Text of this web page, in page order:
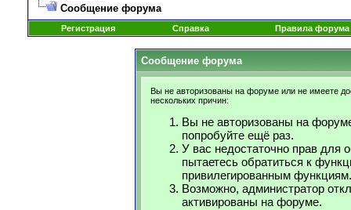
Сообщение форума
Регистрация Справка Правила форума
Сообщение форума
Вы не авторизованы на форуме или не имеете
нескольких причин:
Вы не авторизованы на
попробуйте ещё раз.
У вас недостаточно прав для
пытаетесь обратиться к
привилегированным функциям.
Возможно, администратор
активированы на форуме.